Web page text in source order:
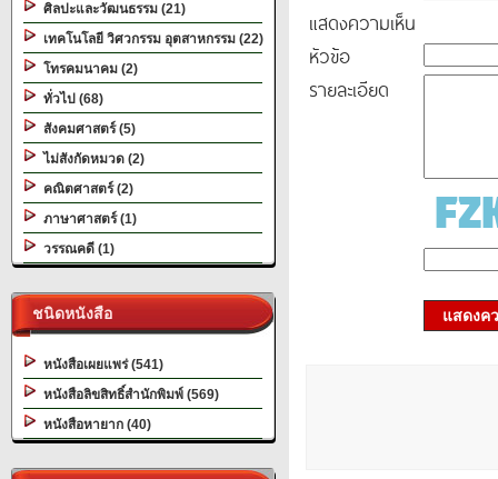
ศิลปะและวัฒนธรรม (21)
เทคโนโลยี วิศวกรรม อุตสาหกรรม (22)
โทรคมนาคม (2)
ทั่วไป (68)
สังคมศาสตร์ (5)
ไม่สังกัดหมวด (2)
คณิตศาสตร์ (2)
ภาษาศาสตร์ (1)
วรรณคดี (1)
ชนิดหนังสือ
หนังสือเผยแพร่ (541)
หนังสือลิขสิทธิ์สำนักพิมพ์ (569)
หนังสือหายาก (40)
แสดงความเห็น
หัวข้อ
รายละเอียด
แสดงค